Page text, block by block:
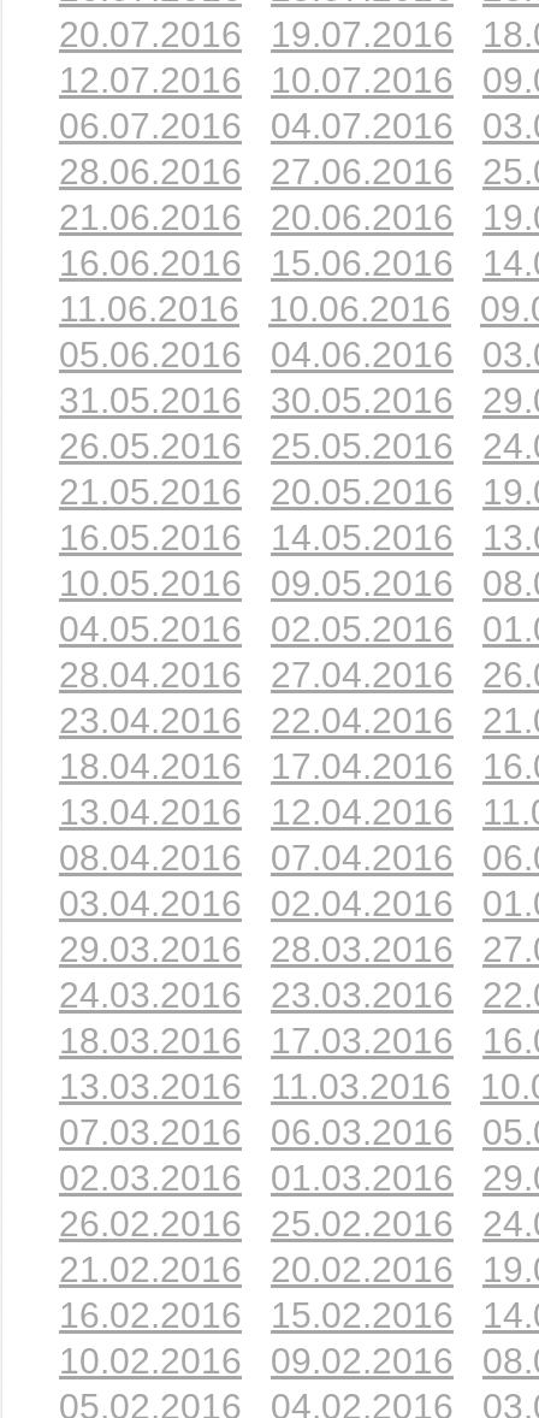
20.07.2016
19.07.2016
12.07.2016
10.07.2016
06.07.2016
04.07.2016
28.06.2016
27.06.2016
21.06.2016
20.06.2016
16.06.2016
15.06.2016
11.06.2016
10.06.2016
05.06.2016
04.06.2016
31.05.2016
30.05.2016
26.05.2016
25.05.2016
21.05.2016
20.05.2016
16.05.2016
14.05.2016
10.05.2016
09.05.2016
04.05.2016
02.05.2016
28.04.2016
27.04.2016
23.04.2016
22.04.2016
18.04.2016
17.04.2016
13.04.2016
12.04.2016
08.04.2016
07.04.2016
03.04.2016
02.04.2016
29.03.2016
28.03.2016
24.03.2016
23.03.2016
18.03.2016
17.03.2016
13.03.2016
11.03.2016
07.03.2016
06.03.2016
02.03.2016
01.03.2016
26.02.2016
25.02.2016
21.02.2016
20.02.2016
16.02.2016
15.02.2016
10.02.2016
09.02.2016
05.02.2016
04.02.2016